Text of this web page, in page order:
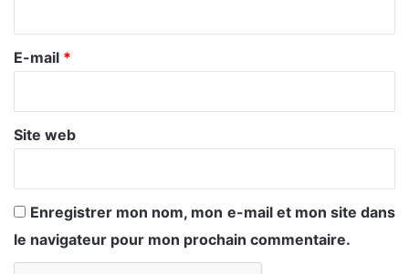
r
e
E-mail *
Site web
Enregistrer mon nom, mon e-mail et mon site dans
le navigateur pour mon prochain commentaire.